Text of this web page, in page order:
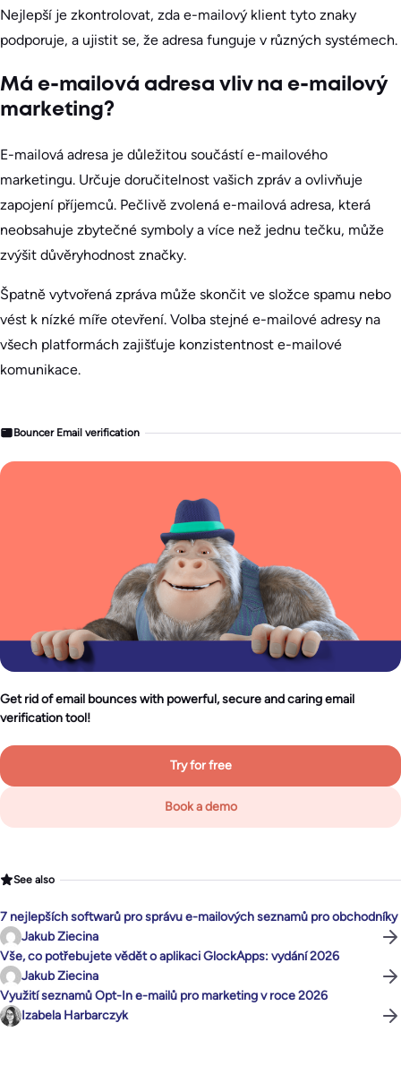
Nejlepší je zkontrolovat, zda e-mailový klient tyto znaky
podporuje, a ujistit se, že adresa funguje v různých systémech.
Má e-mailová adresa vliv na e-mailový
marketing?
E-mailová adresa je důležitou součástí e-mailového
marketingu. Určuje doručitelnost vašich zpráv a ovlivňuje
zapojení příjemců. Pečlivě zvolená e-mailová adresa, která
neobsahuje zbytečné symboly a více než jednu tečku, může
zvýšit důvěryhodnost značky.
Špatně vytvořená zpráva může skončit ve složce spamu nebo
vést k nízké míře otevření. Volba stejné e-mailové adresy na
všech platformách zajišťuje konzistentnost e-mailové
komunikace.
Bouncer Email verification
Get rid of email bounces with powerful, secure and caring email
verification tool!
Try for free
Book a demo
See also
7 nejlepších softwarů pro správu e-mailových seznamů pro obchodníky
Jakub Ziecina
Vše, co potřebujete vědět o aplikaci GlockApps: vydání 2026
Jakub Ziecina
Využití seznamů Opt-In e-mailů pro marketing v roce 2026
Izabela Harbarczyk